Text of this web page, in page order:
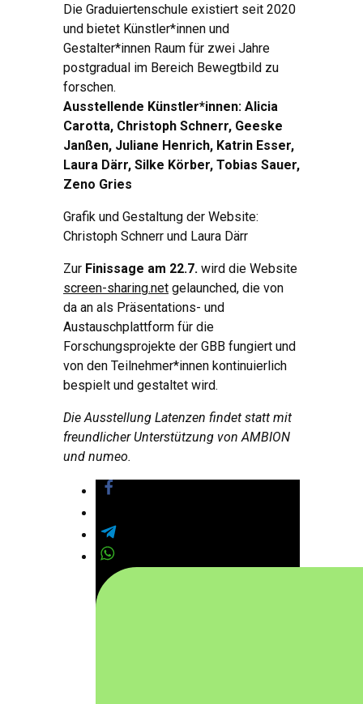
Die Graduiertenschule existiert seit 2020
und bietet Künstler*innen und
Gestalter*innen Raum für zwei Jahre
postgradual im Bereich Bewegtbild zu
forschen.
Ausstellende Künstler*innen: Alicia
Carotta, Christoph Schnerr, Geeske
Janßen, Juliane Henrich, Katrin Esser,
Laura Därr, Silke Körber, Tobias Sauer,
Zeno Gries
Grafik und Gestaltung der Website:
Christoph Schnerr und Laura Därr
Zur Finissage am 22.7. wird die Website
screen-sharing.net gelaunched, die von
da an als Präsentations- und
Austauschplattform für die
Forschungsprojekte der GBB fungiert und
von den Teilnehmer*innen kontinuierlich
bespielt und gestaltet wird.
Die Ausstellung Latenzen findet statt mit
freundlicher Unterstützung von AMBION
und numeo.